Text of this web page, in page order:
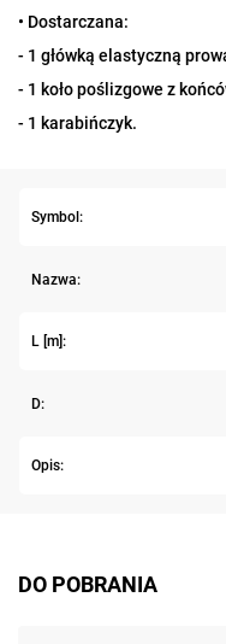
• Dostarczana:
- 1 główką elastyczną
- 1 koło poślizgowe z
- 1 karabińczyk.
Symbol:
Nazwa:
L [m]:
D:
Opis:
DO POBRANIA